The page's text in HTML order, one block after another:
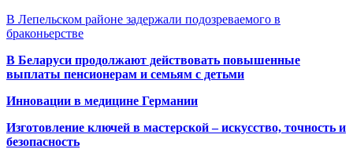
В Лепельском районе задержали подозреваемого в
браконьерстве
В Беларуси продолжают действовать повышенные
выплаты пенсионерам и семьям с детьми
Инновации в медицине Германии
Изготовление ключей в мастерской – искусство, точность и
безопасность